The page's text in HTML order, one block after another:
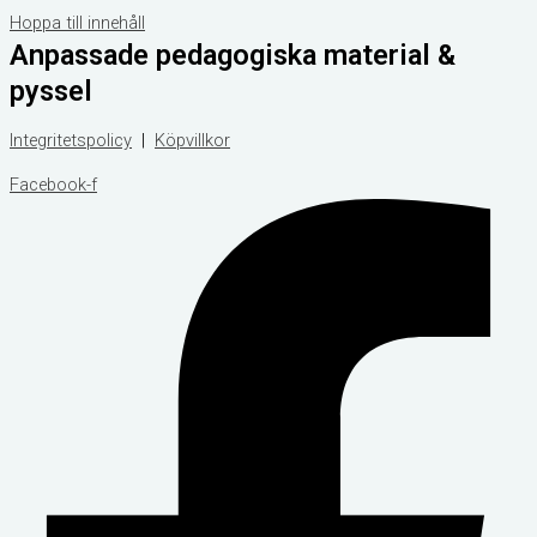
Hoppa till innehåll
Anpassade pedagogiska material &
pyssel
Integritetspolicy | Köpvillkor
Facebook-f